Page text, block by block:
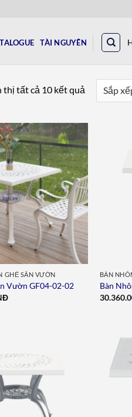
TÀI NGUYÊN
thị tất cả 10 kết quả
Add to
wishlist
GHẾ SÂN VƯỜN
Vườn GF04-02-02
BÀN
Bàn